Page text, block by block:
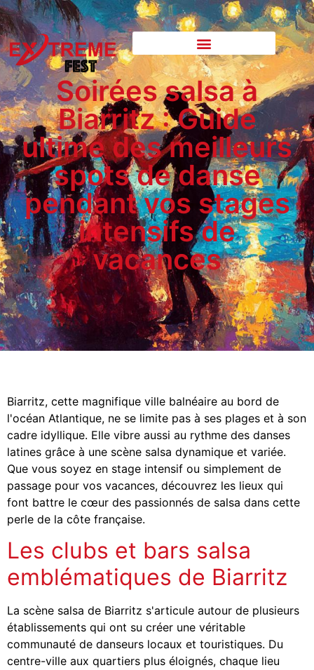
Soirées salsa à
Biarritz : Guide
ultime des meilleurs
spots de danse
pendant vos stages
intensifs de
vacances
Biarritz, cette magnifique ville balnéaire au bord de
l'océan Atlantique, ne se limite pas à ses plages et à son
cadre idyllique. Elle vibre aussi au rythme des danses
latines grâce à une scène salsa dynamique et variée.
Que vous soyez en stage intensif ou simplement de
passage pour vos vacances, découvrez les lieux qui
font battre le cœur des passionnés de salsa dans cette
perle de la côte française.
Les clubs et bars salsa
emblématiques de Biarritz
La scène salsa de Biarritz s'articule autour de plusieurs
établissements qui ont su créer une véritable
communauté de danseurs locaux et touristiques. Du
centre-ville aux quartiers plus éloignés, chaque lieu